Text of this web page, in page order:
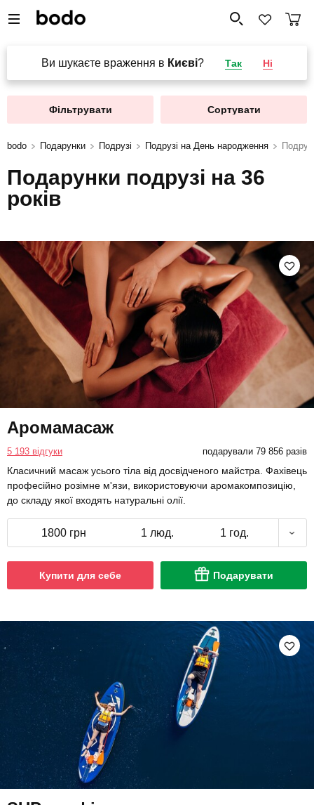
Ви шукаєте враження в Києві? Так Ні
Фільтрувати Сортувати
bodo Подарунки Подрузі Подрузі на День народження
Подарунки подрузі на 36
років
Аромамасаж
5 193 відгуки подарували 79 856 разів
Класичний масаж усього тіла від досвідченого майстра. Фахівець
професійно розімне м'язи, використовуючи аромакомпозицію,
до складу якої входять натуральні олії.
1800 грн 1 люд. 1 год.
Купити для себе Подарувати